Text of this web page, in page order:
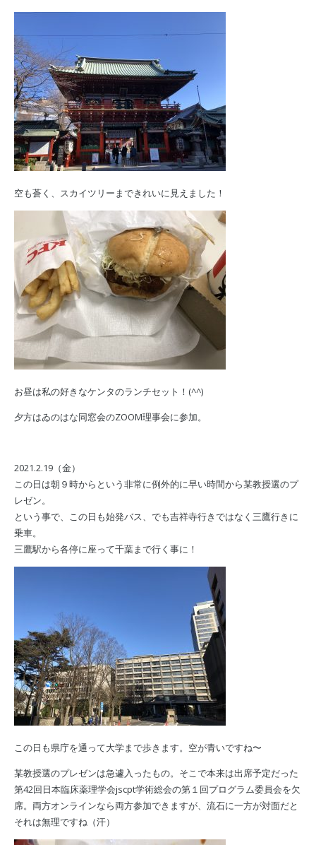
空も蒼く、スカイツリーまできれいに見えました！
お昼は私の好きなケンタのランチセット！(^^)
夕方はゐのはな同窓会のZOOM理事会に参加。
2021.2.19（金）
この日は朝９時からという非常に例外的に早い時間から某教授選のプ
レゼン。
という事で、この日も始発バス、でも吉祥寺行きではなく三鷹行きに
乗車。
三鷹駅から各停に座って千葉まで行く事に！
この日も県庁を通って大学まで歩きます。空が青いですね〜
某教授選のプレゼンは急遽入ったもの。そこで本来は出席予定だった
第42回日本臨床薬理学会jscpt学術総会の第１回プログラム委員会を欠
席。両方オンラインなら両方参加できますが、流石に一方が対面だと
それは無理ですね（汗）